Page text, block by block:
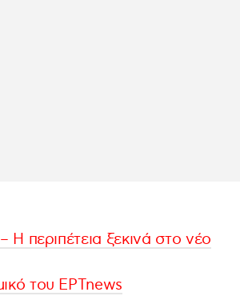
περιπέτεια ξεκινά στο νέο
του ΕΡΤnews